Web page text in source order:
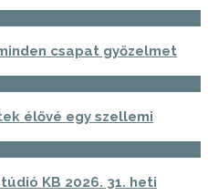
csapat győzelmet
élővé egy szellemi
KB 2026. 31. heti